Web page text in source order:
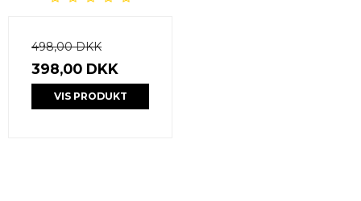
498,00 DKK
398,00 DKK
VIS PRODUKT